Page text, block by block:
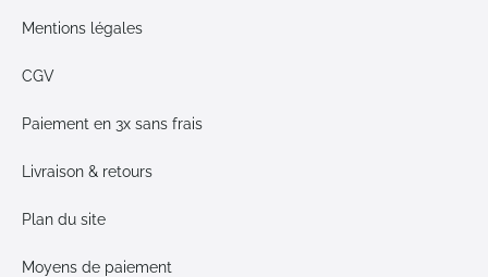
Mentions légales
CGV
Paiement en 3x sans frais
Livraison & retours
Plan du site
Moyens de paiement